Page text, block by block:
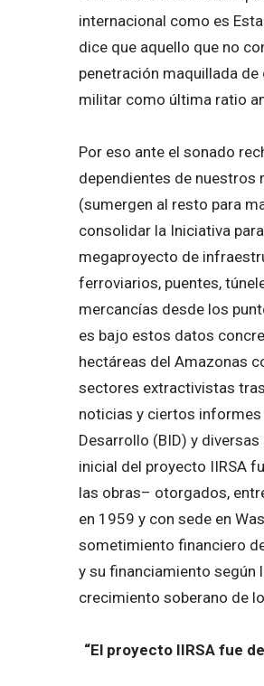
internacional como es
dice que aquello que no
penetración maquillada
militar como última ratio
Por eso ante el sonado
dependientes de nuestros
(sumergen al resto para
consolidar la Iniciativa
megaproyecto de
ferroviarios, puentes,
mercancías desde los
es bajo estos datos
hectáreas del Amazonas
sectores extractivistas
noticias y ciertos informes
Desarrollo (BID) y
inicial del proyecto IIRSA
las obras– otorgados,
en 1959 y con sede en
sometimiento financiero
y su financiamiento según
crecimiento soberano de
“El proyecto IIRSA fue